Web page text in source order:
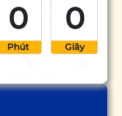
0
Phút
0
Giây